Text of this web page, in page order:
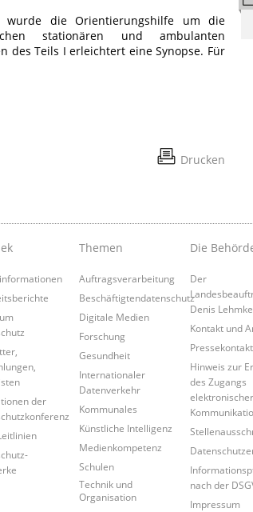
wurde die Orientierungshilfe um die
stationären und ambulanten
des Teils I erleichtert eine Synopse. Für
Drucken
der
Themen
Auftragsverarbeitung
Beschäftigtendatenschutz
Digitale Medien
Forschung
Gesundheit
Internationaler
Datenverkehr
Kommunales
Künstliche Intelligenz
Medienkompetenz
Schulen
Technik und
Organisation
Die
Der
Denis
Kontakt und
Pressekontakt
Hinweis zur
des Zugangs
elektronischer
nach der
Impressum